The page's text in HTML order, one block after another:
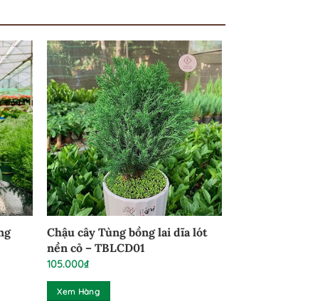
Chậu cây Tùng bồng lai dĩa lót
nền cỏ – TBLCD01
105.000₫
Xem Hàng